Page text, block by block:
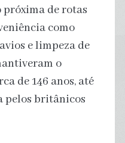
próxima de rotas
como
e limpeza de
o
de 146 anos, até
pelos britânicos